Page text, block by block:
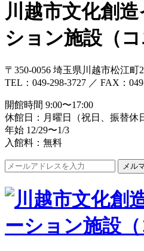
川越市文化創
ション施設（コ
〒350-0056 埼玉県川越市松江町
TEL：049-298-3727 ／ FAX：
開館時間 9:00〜17:00
休館日：月曜日（祝日、振替休
年始 12/29〜1/3
入館料：無料